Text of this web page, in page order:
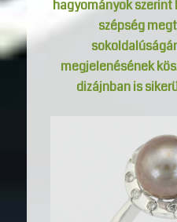
hagyományok
szépség
megjelenésének
dizájnban is